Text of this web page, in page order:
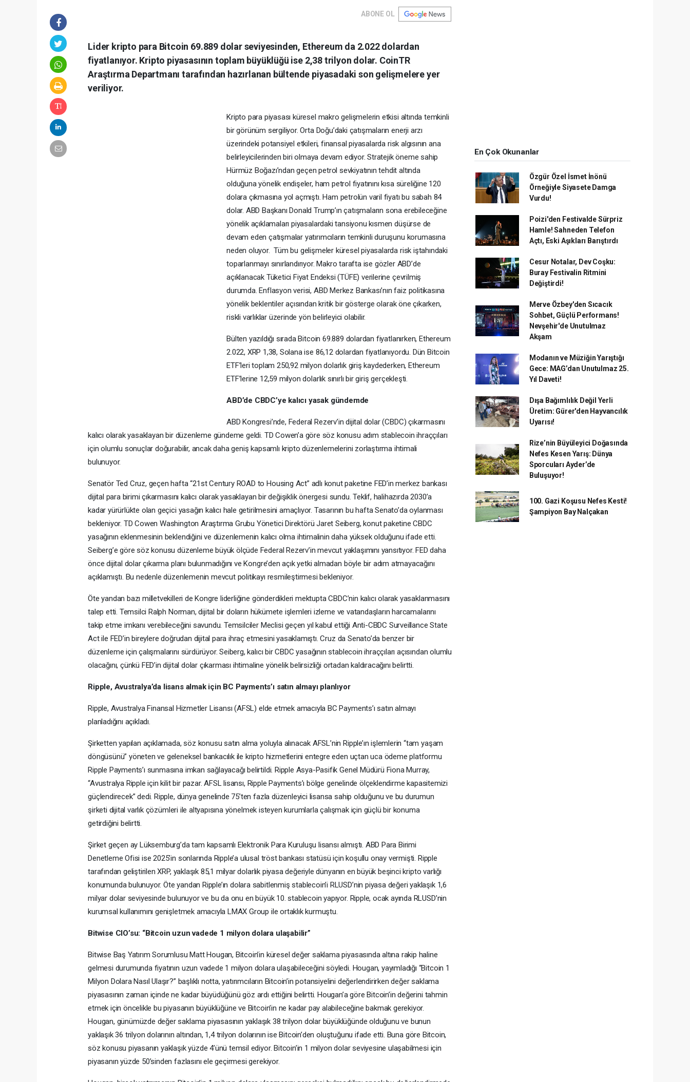
ABONE OL
Lider kripto para Bitcoin 69.889 dolar seviyesinden, Ethereum da 2.022 dolardan
fiyatlanıyor. Kripto piyasasının toplam büyüklüğü ise 2,38 trilyon dolar. CoinTR
Araştırma Departmanı tarafından hazırlanan bültende piyasadaki son gelişmelere yer
veriliyor.
Kripto para piyasası küresel makro gelişmelerin etkisi altında temkinli
bir görünüm sergiliyor. Orta Doğu’daki çatışmaların enerji arzı
üzerindeki potansiyel etkileri, finansal piyasalarda risk algısının ana
belirleyicilerinden biri olmaya devam ediyor. Stratejik öneme sahip
Hürmüz Boğazı’ndan geçen petrol sevkiyatının tehdit altında
olduğuna yönelik endişeler, ham petrol fiyatınını kısa süreliğine 120
dolara çıkmasına yol açmıştı. Ham petrolün varil fiyatı bu sabah 84
dolar. ABD Başkanı Donald Trump’ın çatışmaların sona erebileceğine
yönelik açıklamaları piyasalardaki tansiyonu kısmen düşürse de
devam eden çatışmalar yatırımcıların temkinli duruşunu korumasına
neden oluyor. Tüm bu gelişmeler küresel piyasalarda risk iştahındaki
toparlanmayı sınırlandırıyor. Makro tarafta ise gözler ABD’de
açıklanacak Tüketici Fiyat Endeksi (TÜFE) verilerine çevrilmiş
durumda. Enflasyon verisi, ABD Merkez Bankası’nın faiz politikasına
yönelik beklentiler açısından kritik bir gösterge olarak öne çıkarken,
riskli varlıklar üzerinde yön belirleyici olabilir.
Bülten yazıldığı sırada Bitcoin 69.889 dolardan fiyatlanırken, Ethereum
2.022, XRP 1,38, Solana ise 86,12 dolardan fiyatlanıyordu. Dün Bitcoin
ETF’leri toplam 250,92 milyon dolarlık giriş kaydederken, Ethereum
ETF’lerine 12,59 milyon dolarlık sınırlı bir giriş gerçekleşti.
ABD’de CBDC’ye kalıcı yasak gündemde
ABD Kongresi’nde, Federal Rezerv’in dijital dolar (CBDC) çıkarmasını
kalıcı olarak yasaklayan bir düzenleme gündeme geldi. TD Cowen’a göre söz konusu adım stablecoin ihraççıları
için olumlu sonuçlar doğurabilir, ancak daha geniş kapsamlı kripto düzenlemelerini zorlaştırma ihtimali
bulunuyor.
Senatör Ted Cruz, geçen hafta “21st Century ROAD to Housing Act” adlı konut paketine FED’in merkez bankası
dijital para birimi çıkarmasını kalıcı olarak yasaklayan bir değişiklik önergesi sundu. Teklif, halihazırda 2030’a
kadar yürürlükte olan geçici yasağın kalıcı hale getirilmesini amaçlıyor. Tasarının bu hafta Senato’da oylanması
bekleniyor. TD Cowen Washington Araştırma Grubu Yönetici Direktörü Jaret Seiberg, konut paketine CBDC
yasağının eklenmesinin beklendiğini ve düzenlemenin kalıcı olma ihtimalinin daha yüksek olduğunu ifade etti.
Seiberg’e göre söz konusu düzenleme büyük ölçüde Federal Rezerv’in mevcut yaklaşımını yansıtıyor. FED daha
önce dijital dolar çıkarma planı bulunmadığını ve Kongre’den açık yetki almadan böyle bir adım atmayacağını
açıklamıştı. Bu nedenle düzenlemenin mevcut politikayı resmileştirmesi bekleniyor.
Öte yandan bazı milletvekilleri de Kongre liderliğine gönderdikleri mektupta CBDC’nin kalıcı olarak yasaklanmasını
talep etti. Temsilci Ralph Norman, dijital bir doların hükümete işlemleri izleme ve vatandaşların harcamalarını
takip etme imkanı verebileceğini savundu. Temsilciler Meclisi geçen yıl kabul ettiği Anti-CBDC Surveillance State
Act ile FED’in bireylere doğrudan dijital para ihraç etmesini yasaklamıştı. Cruz da Senato’da benzer bir
düzenleme için çalışmalarını sürdürüyor. Seiberg, kalıcı bir CBDC yasağının stablecoin ihraççıları açısından olumlu
olacağını, çünkü FED’in dijital dolar çıkarması ihtimaline yönelik belirsizliği ortadan kaldıracağını belirtti.
Ripple, Avustralya’da lisans almak için BC Payments’ı satın almayı planlıyor
Ripple, Avustralya Finansal Hizmetler Lisansı (AFSL) elde etmek amacıyla BC Payments’ı satın almayı
planladığını açıkladı.
Şirketten yapılan açıklamada, söz konusu satın alma yoluyla alınacak AFSL’nin Ripple’ın işlemlerin “tam yaşam
döngüsünü” yöneten ve geleneksel bankacılık ile kripto hizmetlerini entegre eden uçtan uca ödeme platformu
Ripple Payments’ı sunmasına imkan sağlayacağı belirtildi. Ripple Asya-Pasifik Genel Müdürü Fiona Murray,
“Avustralya Ripple için kilit bir pazar. AFSL lisansı, Ripple Payments’ı bölge genelinde ölçeklendirme kapasitemizi
güçlendirecek” dedi. Ripple, dünya genelinde 75’ten fazla düzenleyici lisansa sahip olduğunu ve bu durumun
şirketi dijital varlık çözümleri ile altyapısına yönelmek isteyen kurumlarla çalışmak için güçlü bir konuma
getirdiğini belirtti.
Şirket geçen ay Lüksemburg’da tam kapsamlı Elektronik Para Kuruluşu lisansı almıştı. ABD Para Birimi
Denetleme Ofisi ise 2025’in sonlarında Ripple’a ulusal tröst bankası statüsü için koşullu onay vermişti. Ripple
tarafından geliştirilen XRP, yaklaşık 85,1 milyar dolarlık piyasa değeriyle dünyanın en büyük beşinci kripto varlığı
konumunda bulunuyor. Öte yandan Ripple’ın dolara sabitlenmiş stablecoin’i RLUSD’nin piyasa değeri yaklaşık 1,6
milyar dolar seviyesinde bulunuyor ve bu da onu en büyük 10. stablecoin yapıyor. Ripple, ocak ayında RLUSD’nin
kurumsal kullanımını genişletmek amacıyla LMAX Group ile ortaklık kurmuştu.
Bitwise CIO’su: “Bitcoin uzun vadede 1 milyon dolara ulaşabilir”
Bitwise Baş Yatırım Sorumlusu Matt Hougan, Bitcoin’in küresel değer saklama piyasasında altına rakip haline
gelmesi durumunda fiyatının uzun vadede 1 milyon dolara ulaşabileceğini söyledi. Hougan, yayımladığı “Bitcoin 1
Milyon Dolara Nasıl Ulaşır?” başlıklı notta, yatırımcıların Bitcoin’in potansiyelini değerlendirirken değer saklama
piyasasının zaman içinde ne kadar büyüdüğünü göz ardı ettiğini belirtti. Hougan’a göre Bitcoin’in değerini tahmin
etmek için öncelikle bu piyasanın büyüklüğüne ve Bitcoin’in ne kadar pay alabileceğine bakmak gerekiyor.
Hougan, günümüzde değer saklama piyasasının yaklaşık 38 trilyon dolar büyüklüğünde olduğunu ve bunun
yaklaşık 36 trilyon dolarının altından, 1,4 trilyon dolarının ise Bitcoin’den oluştuğunu ifade etti. Buna göre Bitcoin,
söz konusu piyasanın yaklaşık yüzde 4’ünü temsil ediyor. Bitcoin’in 1 milyon dolar seviyesine ulaşabilmesi için
piyasanın yüzde 50’sinden fazlasını ele geçirmesi gerekiyor.
En Çok Okunanlar
Özgür Özel İsmet İnönü
Örneğiyle Siyasete Damga
Vurdu!
Poizi'den Festivalde Sürpriz
Hamle! Sahneden Telefon
Açtı, Eski Aşıkları Barıştırdı
Cesur Notalar, Dev Coşku:
Buray Festivalin Ritmini
Değiştirdi!
Merve Özbey'den Sıcacık
Sohbet, Güçlü Performans!
Nevşehir'de Unutulmaz
Akşam
Modanın ve Müziğin Yarıştığı
Gece: MAG’dan Unutulmaz 25.
Yıl Daveti!
Dışa Bağımlılık Değil Yerli
Üretim: Gürer'den Hayvancılık
Uyarısı!
Rize’nin Büyüleyici Doğasında
Nefes Kesen Yarış: Dünya
Sporcuları Ayder’de
Buluşuyor!
100. Gazi Koşusu Nefes Kesti!
Şampiyon Bay Nalçakan